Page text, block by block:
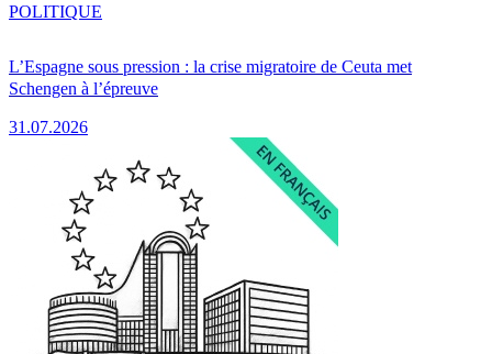
L’Espagne sous pression : la crise migratoire de Ceuta met
Schengen à l’épreuve
31.07.2026
POLITIQUE